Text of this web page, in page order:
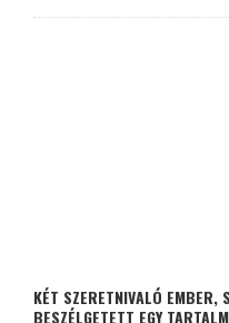
KÉT SZERETNIVALÓ EMBER,
BESZÉLGETETT EGY